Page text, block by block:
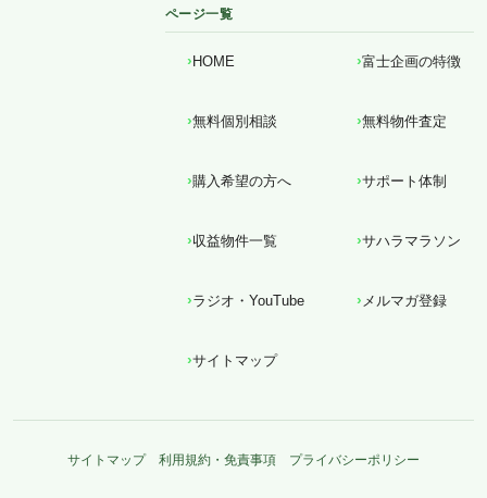
ページ一覧
HOME 富士企画の特徴
無料個別相談 無料物件査定
購入希望の方へ サポート体制
収益物件一覧 サハラマラソン
ラジオ・YouTube メルマガ登録
サイトマップ
サイトマップ 利用規約・免責事項 プライバシーポリシー